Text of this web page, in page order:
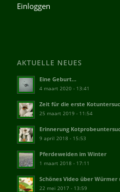
Einloggen
AKTUELLE NEUES
Eine Geburt…
4 maart 2020 - 13:41
Zeit für die erste
25 maart 2019 - 11:54
Erinnerung
9 april 2018 - 15:53
Pferdeweiden im Winter
1 maart 2018 - 17:11
Schönes Video über
22 mei 2017 - 13:59